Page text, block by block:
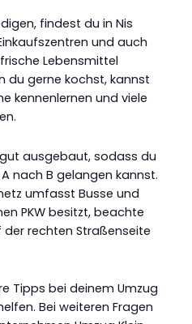
findest du in Nis
und auch
Lebensmittel
du gerne kochst, kannst
kennenlernen und viele
ausgebaut, sodass du
nach B gelangen kannst.
umfasst Busse und
PKW besitzt, beachte
der rechten Straßenseite
Tipps bei deinem Umzug
Bei weiteren Fragen